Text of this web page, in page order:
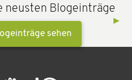
neusten Blogeinträge
Next
▶︎
sehen